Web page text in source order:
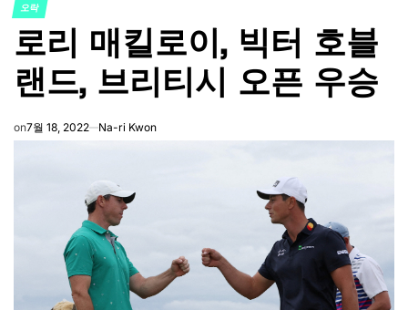
POSTED
IN
오락
로리 매킬로이, 빅터 호블
랜드, 브리티시 오픈 우승
on7월 18, 2022 Na-ri Kwon